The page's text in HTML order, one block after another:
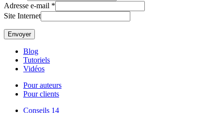
Adresse e-mail *
Site Internet
Blog
Tutoriels
Vidéos
Pour auteurs
Pour clients
Conseils 14